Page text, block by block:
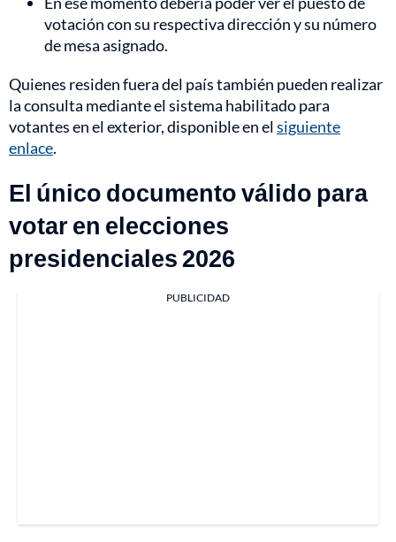
votación con su respectiva dirección y su número
de mesa asignado.
Quienes residen fuera del país también pueden realizar
la consulta mediante el sistema habilitado para
votantes en el exterior, disponible en elsiguiente
enlace.
El único documento válido para
votar en elecciones
presidenciales 2026
PUBLICIDAD